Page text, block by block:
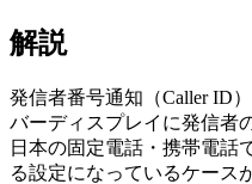
解説
発信者番号通知（Caller ID
バーディスプレイに発信者
日本の固定電話・携帯電話
る設定になっているケース